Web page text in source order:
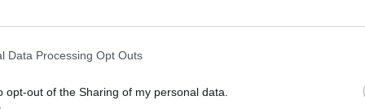
Data Processing Opt Outs
opt-out of the Sharing of my personal data.
3D, empresa que forma parte del
integrar la fabricación aditiva en procesos de
Un ejemplo práctico de la estancia en este